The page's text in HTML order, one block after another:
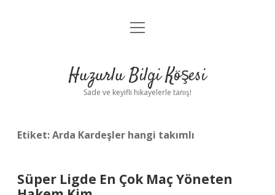
Anasayfa
Yasal Uyarı
menüyü
Huzurlu Bilgi Köşesi
Sade ve keyifli hikayelerle tanış!
Etiket:Arda Kardeşler hangi takımlı
Süper Ligde En Çok Maç Yöneten